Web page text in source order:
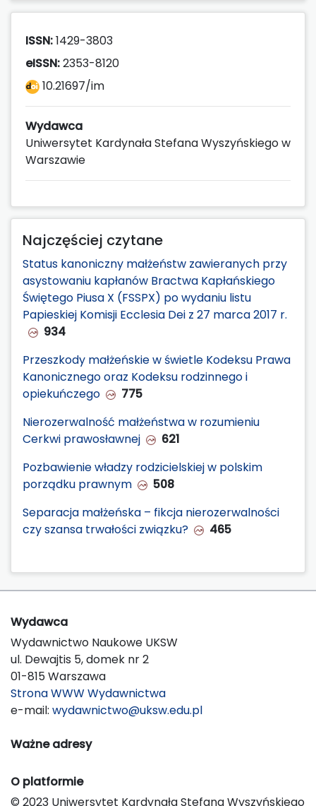
ISSN:1429-3803
eISSN:2353-8120
10.21697/im
Wydawca
Uniwersytet Kardynała Stefana Wyszyńskiego w
Warszawie
Najczęściej czytane
Status kanoniczny małżeństw zawieranych przy
asystowaniu kapłanów Bractwa Kapłańskiego
Świętego Piusa X (FSSPX) po wydaniu listu
Papieskiej Komisji Ecclesia Dei z 27 marca 2017 r.
934
Przeszkody małżeńskie w świetle Kodeksu Prawa
Kanonicznego oraz Kodeksu rodzinnego i
opiekuńczego
775
Nierozerwalność małżeństwa w rozumieniu
Cerkwi prawosławnej
621
Pozbawienie władzy rodzicielskiej w polskim
porządku prawnym
508
Separacja małżeńska – fikcja nierozerwalności
czy szansa trwałości związku?
465
Wydawca
Wydawnictwo Naukowe UKSW
ul. Dewajtis 5, domek nr 2
01-815 Warszawa
Strona WWW Wydawnictwa
e-mail: wydawnictwo@uksw.edu.pl
Ważne adresy
O platformie
© 2023 Uniwersytet Kardynała Stefana Wyszyńskiego